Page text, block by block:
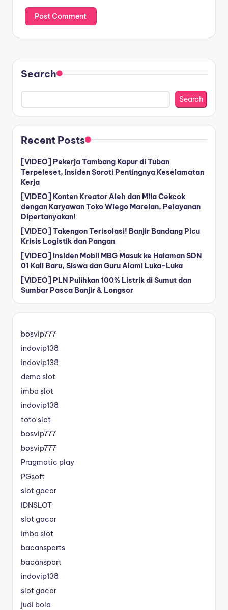
Search
Search
Recent Posts
[VIDEO] Pekerja Tambang Kapur di Tuban
Terpeleset, Insiden Soroti Pentingnya Keselamatan
Kerja
[VIDEO] Konten Kreator Aleh dan Mila Cekcok
dengan Karyawan Toko Wiego Marelan, Pelayanan
Dipertanyakan!
[VIDEO] Takengon Terisolasi! Banjir Bandang Picu
Krisis Logistik dan Pangan
[VIDEO] Insiden Mobil MBG Masuk ke Halaman SDN
01 Kali Baru, Siswa dan Guru Alami Luka-Luka
[VIDEO] PLN Pulihkan 100% Listrik di Sumut dan
Sumbar Pasca Banjir & Longsor
bosvip777
indovip138
indovip138
demo slot
imba slot
indovip138
toto slot
bosvip777
bosvip777
Pragmatic play
PGsoft
slot gacor
IDNSLOT
slot gacor
imba slot
bacansports
bacansport
indovip138
slot gacor
judi bola